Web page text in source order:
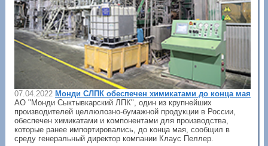
07.04.2022 Монди СЛПК обеспечен химикатами до конца мая
АО "Монди Сыктывкарский ЛПК", один из крупнейших
производителей целлюлозно-бумажной продукции в России,
обеспечен химикатами и компонентами для производства,
которые ранее импортировались, до конца мая, сообщил в
среду генеральный директор компании Клаус Пеллер.